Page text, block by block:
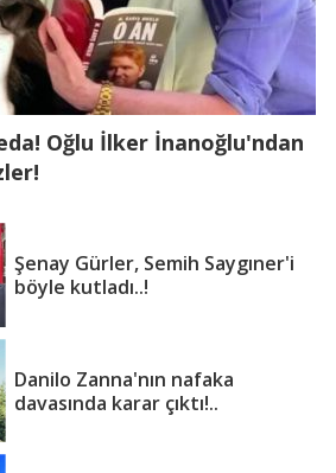
Oğlu İlker İnanoğlu'ndan
Şenay Gürler, Semih Saygıner'i
böyle kutladı..!
Danilo Zanna'nın nafaka
davasında karar çıktı!..